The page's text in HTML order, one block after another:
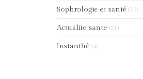
Sophrologie et santé (39)
Actualite sante (21)
Instanthé (4)